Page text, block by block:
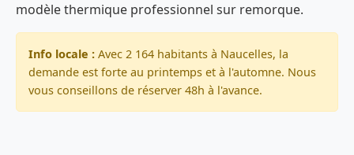
modèle thermique professionnel sur remorque.
Info locale : Avec 2 164 habitants à Naucelles, la
demande est forte au printemps et à l'automne. Nous
vous conseillons de réserver 48h à l'avance.